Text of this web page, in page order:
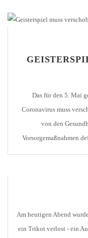
Das für den 5. Mai
Coronavirus muss
von den
Vorsorgemaßnahmen
Am heutigen Abend
ein Trikot verlost - ein